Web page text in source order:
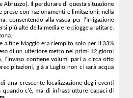
Abruzzo). Il perdurare di questa situazione
prese con razionamenti e limitazioni: nella
consentendo alla vasca per l’irrigazione
più alte della media e le piogge a latitare,
a fine Maggio era riempito solo per il 33%
di un ulteriore metro nei primi 12 giorni
l’invaso contiene volumi pari a circa otto
già a Luglio non ci sarà acqua
una crescente localizzazione degli eventi
quando c’è, ma di infrastrutture capaci di